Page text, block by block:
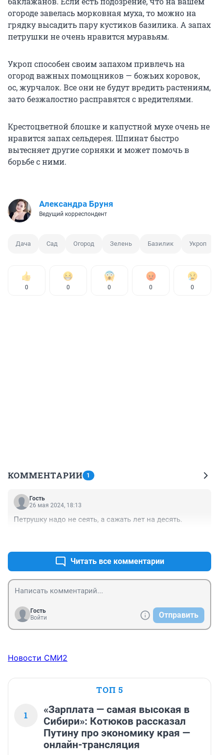
огороде завелась морковная муха, то можно на
грядку высадить пару кустиков базилика. А запах
петрушки не очень нравится муравьям.
Укроп способен своим запахом привлечь на
огород важных помощников — божьих коровок,
ос, журчалок. Все они не будут вредить растениям,
зато безжалостно расправятся с вредителями.
Крестоцветной блошке и капустной мухе очень не
нравится запах сельдерея. Шпинат быстро
вытесняет другие сорняки и может помочь в
борьбе с ними.
Александра Бруня
Ведущий корреспондент
Дача Сад Огород Зелень Базилик Укроп
0 0 0 0 0
КОММЕНТАРИИ 1
Гость
26 мая 2024, 18:13
Петрушку надо не сеять, а сажать лет на десять.
Читать все комментарии
Гость
Войти
Отправить
Новости СМИ2
ТОП 5
1
«Зарплата — самая высокая в
Сибири»: Котюков рассказал
Путину про экономику края —
онлайн-трансляция